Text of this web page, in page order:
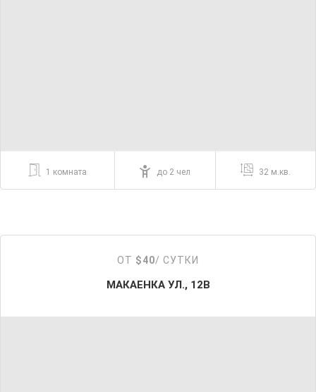
1 комната до 2 чел 32 м.кв.
ОТ $40/ СУТКИ
МАКАЕНКА УЛ., 12В